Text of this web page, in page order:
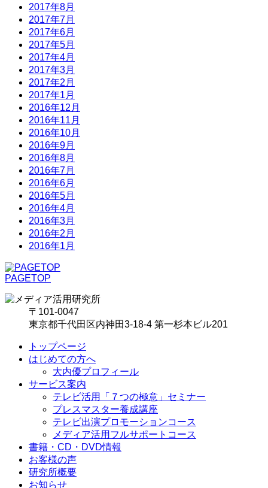
2017年8月
2017年7月
2017年6月
2017年5月
2017年4月
2017年3月
2017年2月
2017年1月
2016年12月
2016年11月
2016年10月
2016年9月
2016年8月
2016年7月
2016年6月
2016年5月
2016年4月
2016年3月
2016年2月
2016年1月
PAGETOP
〒101-0047
東京都千代田区内神田3-18-4 第一杉本ビル201
トップページ
はじめての方へ
大内優プロフィール
サービス案内
テレビ活用「７つの極意」セミナー
プレスマスター養成講座
テレビ出演プロモーションコース
メディア活用フルサポートコース
書籍・CD・DVD情報
お客様の声
研究所概要
お知らせ